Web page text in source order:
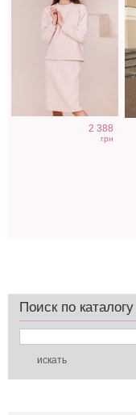
2 388
грн
Поиск по каталогу